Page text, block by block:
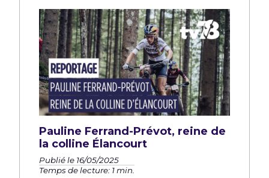
Pauline Ferrand-Prévot, reine de
la colline Élancourt
Publié le 16/05/2025
Temps de lecture: 1 min.